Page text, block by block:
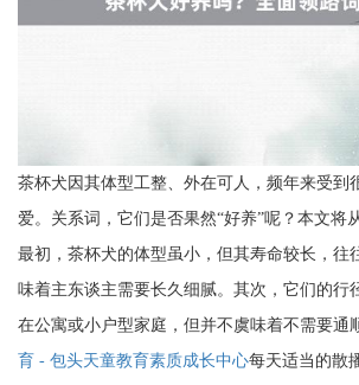
茶杯犬因其体型工整、外在可人，频年来受到
爱。关系词，它们是否果然“好养”呢？本文将
最初，茶杯犬的体型虽小，但其寿命较长，往
味着主东谈主需要长久细腻。其次，它们的行
在公寓或小户型家庭，但并不虞味着不需要通
育 - 包头天童教育素质成长中心每天适当的散